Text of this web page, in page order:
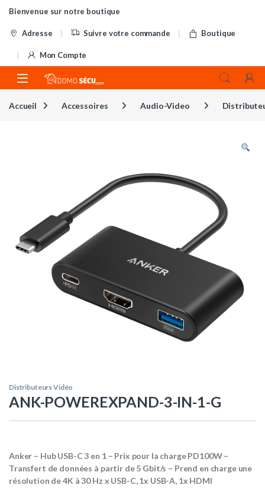
Skip to navigation
Skip to content
Bienvenue sur notre boutique
Adresse Suivre votre commande Boutique
Mon Compte
Accueil Accessoires Audio-Video
Distributeurs Vidéo
ANK-POWEREXPAND-3-IN-1-G
Anker – Hub USB-C 3 en 1 – Prix pour la charge PD100W –
Transfert de données à partir de 5 Gbit/s – Prend en charge une
résolution de 4K à 30 Hz x USB-C, 1x USB-A, 1x HDMI